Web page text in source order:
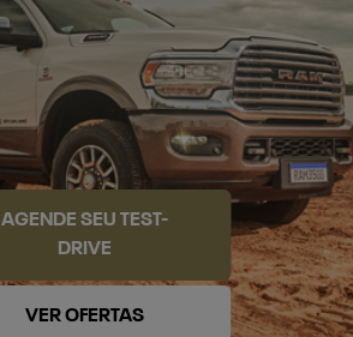
AGENDE SEU TEST-
DRIVE
VER OFERTAS